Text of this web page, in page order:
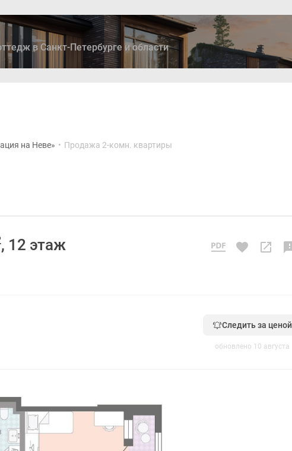
в Санкт-Петербурге и области
на Неве» • Продажа 2-комн. квартиры
, 12 этаж
Следить за ценой
обновлено 10 августа